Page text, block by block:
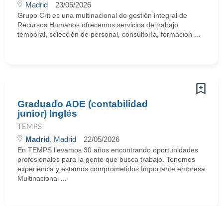
Madrid 23/05/2026
Grupo Crit es una multinacional de gestión integral de
Recursos Humanos ofrecemos servicios de trabajo
temporal, selección de personal, consultoría, formación ...
Graduado ADE (contabilidad
junior) Inglés
TEMPS
Madrid, Madrid 22/05/2026
En TEMPS llevamos 30 años encontrando oportunidades
profesionales para la gente que busca trabajo. Tenemos
experiencia y estamos comprometidos.Importante empresa
Multinacional ...